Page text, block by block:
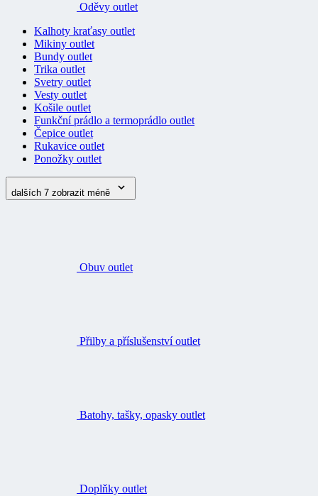
Oděvy outlet
Kalhoty kraťasy outlet
Mikiny outlet
Bundy outlet
Trika outlet
Svetry outlet
Vesty outlet
Košile outlet
Funkční prádlo a termoprádlo outlet
Čepice outlet
Rukavice outlet
Ponožky outlet
dalších 7 zobrazit méně
Obuv outlet
Přilby a příslušenství outlet
Batohy, tašky, opasky outlet
Doplňky outlet